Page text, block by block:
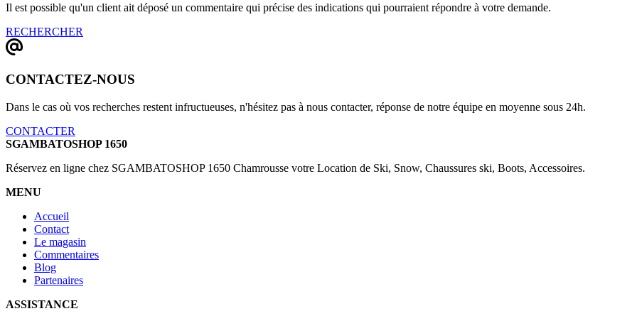
Il est possible qu'un client ait déposé un commentaire qui précise des indications qui pourraient répondre à votre demande.
RECHERCHER
CONTACTEZ-NOUS
Dans le cas où vos recherches restent infructueuses, n'hésitez pas à nous contacter, réponse de notre équipe en moyenne sous 24h.
CONTACTER
SGAMBATOSHOP 1650
Réservez en ligne chez SGAMBATOSHOP 1650 Chamrousse votre Location de Ski, Snow, Chaussures ski, Boots, Accessoires.
MENU
Accueil
Contact
Le magasin
Commentaires
Blog
Partenaires
ASSISTANCE